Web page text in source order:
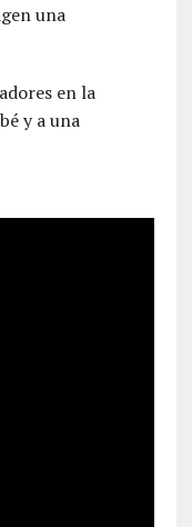
una
en la
y a una